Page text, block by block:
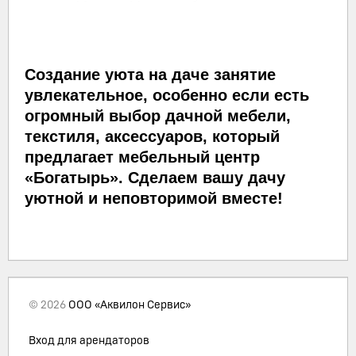
Создание уюта на даче занятие
увлекательное, особенно если есть
огромный выбор дачной мебели,
текстиля, аксессуаров, который
предлагает мебельный центр
«Богатырь». Сделаем вашу дачу
уютной и неповторимой вместе!
© 2026 ООО «Аквилон Сервис»
Вход для арендаторов